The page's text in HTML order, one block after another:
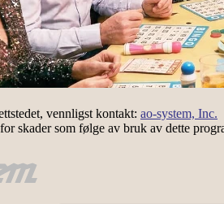
vennligst kontakt: ao-system, Inc.
skader som følge av bruk av dette